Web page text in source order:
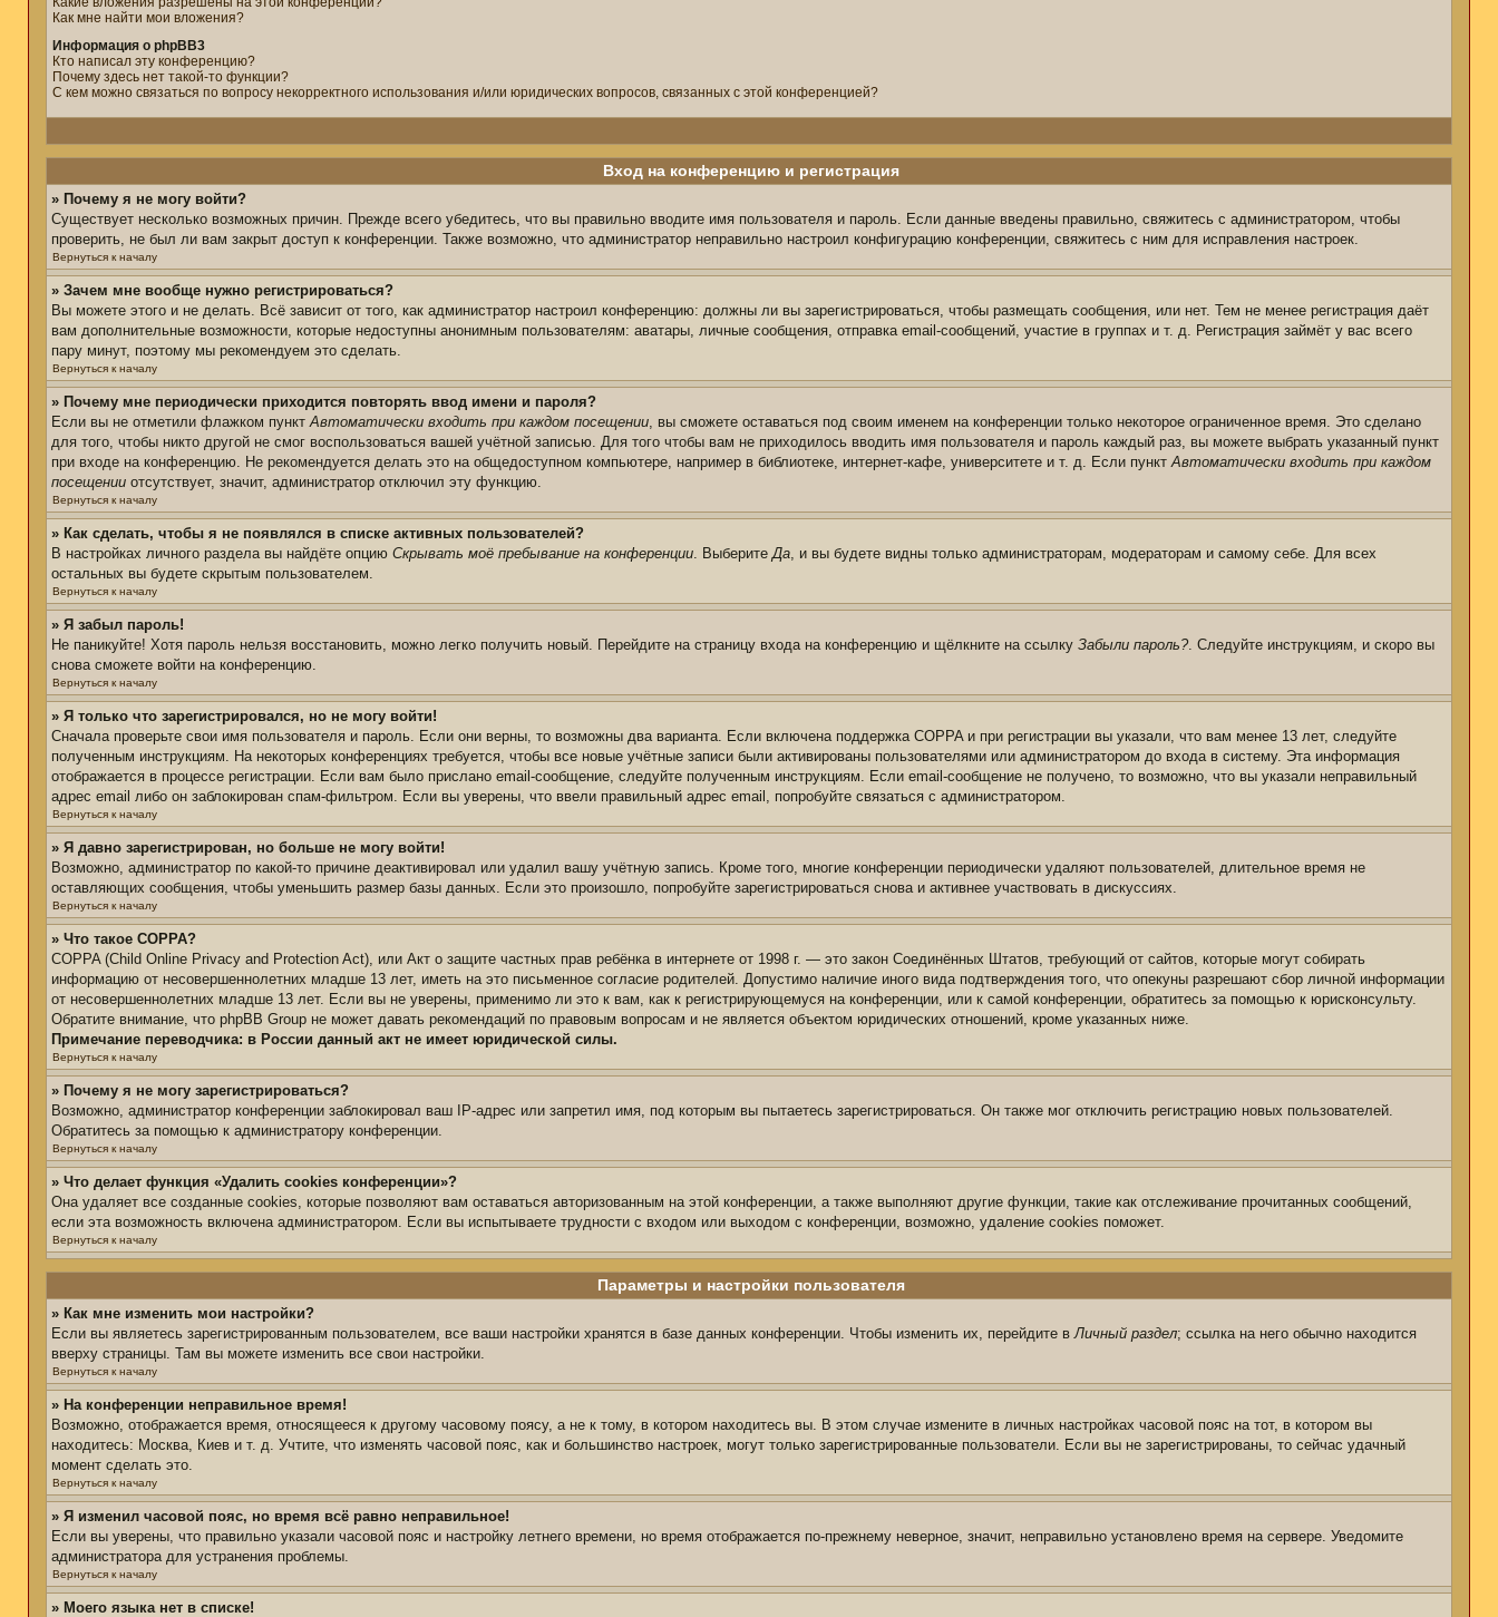
Как мне найти мои вложения?
Информация о phpBB3
Кто написал эту конференцию?
Почему здесь нет такой-то функции?
С кем можно связаться по вопросу некорректного использования и/или юридических вопросов, связанных с этой конференцией?
Вход на конференцию и регистрация
» Почему я не могу войти?
Существует несколько возможных причин. Прежде всего убедитесь, что вы правильно вводите имя пользователя и пароль. Если данные введены правильно, свяжитесь с администратором, чтобы
проверить, не был ли вам закрыт доступ к конференции. Также возможно, что администратор неправильно настроил конфигурацию конференции, свяжитесь с ним для исправления настроек.
Вернуться к началу
» Зачем мне вообще нужно регистрироваться?
Вы можете этого и не делать. Всё зависит от того, как администратор настроил конференцию: должны ли вы зарегистрироваться, чтобы размещать сообщения, или нет. Тем не менее регистрация даёт
вам дополнительные возможности, которые недоступны анонимным пользователям: аватары, личные сообщения, отправка email-сообщений, участие в группах и т. д. Регистрация займёт у вас всего
пару минут, поэтому мы рекомендуем это сделать.
Вернуться к началу
» Почему мне периодически приходится повторять ввод имени и пароля?
Если вы не отметили флажком пунктАвтоматически входить при каждом посещении, вы сможете оставаться под своим именем на конференции только некоторое ограниченное время. Это сделано
для того, чтобы никто другой не смог воспользоваться вашей учётной записью. Для того чтобы вам не приходилось вводить имя пользователя и пароль каждый раз, вы можете выбрать указанный пункт
при входе на конференцию. Не рекомендуется делать это на общедоступном компьютере, например в библиотеке, интернет-кафе, университете и т. д. Если пунктАвтоматически входить при каждом
посещении отсутствует, значит, администратор отключил эту функцию.
Вернуться к началу
» Как сделать, чтобы я не появлялся в списке активных пользователей?
В настройках личного раздела вы найдёте опцию Скрывать моё пребывание на конференции. ВыберитеДа, и вы будете видны только администраторам, модераторам и самому себе. Для всех
остальных вы будете скрытым пользователем.
Вернуться к началу
» Я забыл пароль!
Не паникуйте! Хотя пароль нельзя восстановить, можно легко получить новый. Перейдите на страницу входа на конференцию и щёлкните на ссылку Забыли пароль?. Следуйте инструкциям, и скоро вы
снова сможете войти на конференцию.
Вернуться к началу
» Я только что зарегистрировался, но не могу войти!
Сначала проверьте свои имя пользователя и пароль. Если они верны, то возможны два варианта. Если включена поддержка COPPA и при регистрации вы указали, что вам менее 13 лет, следуйте
полученным инструкциям. На некоторых конференциях требуется, чтобы все новые учётные записи были активированы пользователями или администратором до входа в систему. Эта информация
отображается в процессе регистрации. Если вам было прислано email-сообщение, следуйте полученным инструкциям. Если email-сообщение не получено, то возможно, что вы указали неправильный
адрес email либо он заблокирован спам-фильтром. Если вы уверены, что ввели правильный адрес email, попробуйте связаться с администратором.
Вернуться к началу
» Я давно зарегистрирован, но больше не могу войти!
Возможно, администратор по какой-то причине деактивировал или удалил вашу учётную запись. Кроме того, многие конференции периодически удаляют пользователей, длительное время не
оставляющих сообщения, чтобы уменьшить размер базы данных. Если это произошло, попробуйте зарегистрироваться снова и активнее участвовать в дискуссиях.
Вернуться к началу
» Что такое COPPA?
COPPA (Child Online Privacy and Protection Act), или Акт о защите частных прав ребёнка в интернете от 1998 г. — это закон Соединённых Штатов, требующий от сайтов, которые могут собирать
информацию от несовершеннолетних младше 13 лет, иметь на это письменное согласие родителей. Допустимо наличие иного вида подтверждения того, что опекуны разрешают сбор личной информации
от несовершеннолетних младше 13 лет. Если вы не уверены, применимо ли это к вам, как к регистрирующемуся на конференции, или к самой конференции, обратитесь за помощью к юрисконсульту.
Обратите внимание, что phpBB Group не может давать рекомендаций по правовым вопросам и не является объектом юридических отношений, кроме указанных ниже.
Примечание переводчика: в России данный акт не имеет юридической силы.
Вернуться к началу
» Почему я не могу зарегистрироваться?
Возможно, администратор конференции заблокировал ваш IP-адрес или запретил имя, под которым вы пытаетесь зарегистрироваться. Он также мог отключить регистрацию новых пользователей.
Обратитесь за помощью к администратору конференции.
Вернуться к началу
» Что делает функция «Удалить cookies конференции»?
Она удаляет все созданные cookies, которые позволяют вам оставаться авторизованным на этой конференции, а также выполняют другие функции, такие как отслеживание прочитанных сообщений,
если эта возможность включена администратором. Если вы испытываете трудности с входом или выходом с конференции, возможно, удаление cookies поможет.
Вернуться к началу
Параметры и настройки пользователя
» Как мне изменить мои настройки?
Если вы являетесь зарегистрированным пользователем, все ваши настройки хранятся в базе данных конференции. Чтобы изменить их, перейдите вЛичный раздел; ссылка на него обычно находится
вверху страницы. Там вы можете изменить все свои настройки.
Вернуться к началу
» На конференции неправильное время!
Возможно, отображается время, относящееся к другому часовому поясу, а не к тому, в котором находитесь вы. В этом случае измените в личных настройках часовой пояс на тот, в котором вы
находитесь: Москва, Киев и т. д. Учтите, что изменять часовой пояс, как и большинство настроек, могут только зарегистрированные пользователи. Если вы не зарегистрированы, то сейчас удачный
момент сделать это.
Вернуться к началу
» Я изменил часовой пояс, но время всё равно неправильное!
Если вы уверены, что правильно указали часовой пояс и настройку летнего времени, но время отображается по-прежнему неверное, значит, неправильно установлено время на сервере. Уведомите
администратора для устранения проблемы.
Вернуться к началу
» Моего языка нет в списке!